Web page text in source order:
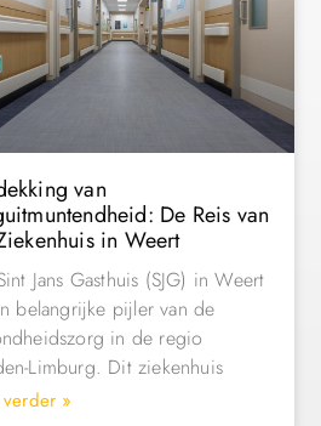
van
De Reis van
in Weert
Jans Gasthuis (SJG) in Weert
belangrijke pijler van de
in de regio
Limburg. Dit ziekenhuis
verder »